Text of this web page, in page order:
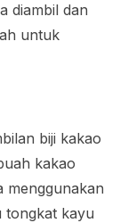
diambil dan
untuk
biji kakao
kakao
menggunakan
tongkat kayu